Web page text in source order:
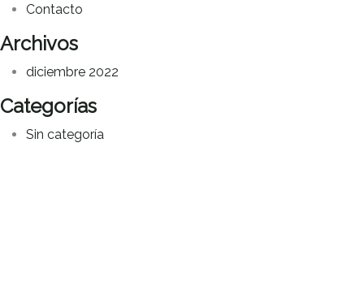
Contacto
Archivos
diciembre 2022
Categorías
Sin categoría